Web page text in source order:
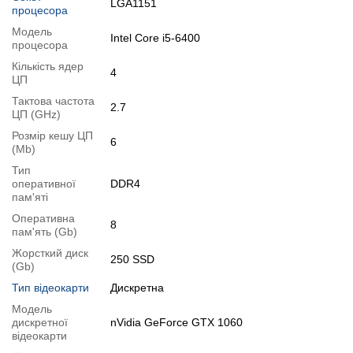
Модель:Philips 223V5L
Тип матриці:
Діагональ:
Співвідношення сторін:
Роздільна здатність:
Час відгуку:5 мс
Яскравість матриці:
Контрастність дисплея:
Кути огляду:
Вбудовані колонки:
Вага:
2.61 кг
Стан:б/в (клас А: хороший стан; без дефектів; екран
чистий; на корпусі можуть бути сліди звичайного використання)
Особливості
Монітори в хорошому стані, мають мінімальні царапини на
Модифікації
процесора
LGA1151
Модель
процесора
Intel Core i5-6400
Кількість ядер
ЦП
4
Тактова частота
ЦП (GHz)
2.7
Розмір кешу ЦП
(Mb)
6
Тип
оперативної
пам'яті
DDR4
Оперативна
пам'ять (Gb)
8
Жорсткий диск
(Gb)
250 SSD
Тип відеокарти
Дискретна
Модель
дискретної
відеокарти
nVidia GeForce GTX 1060